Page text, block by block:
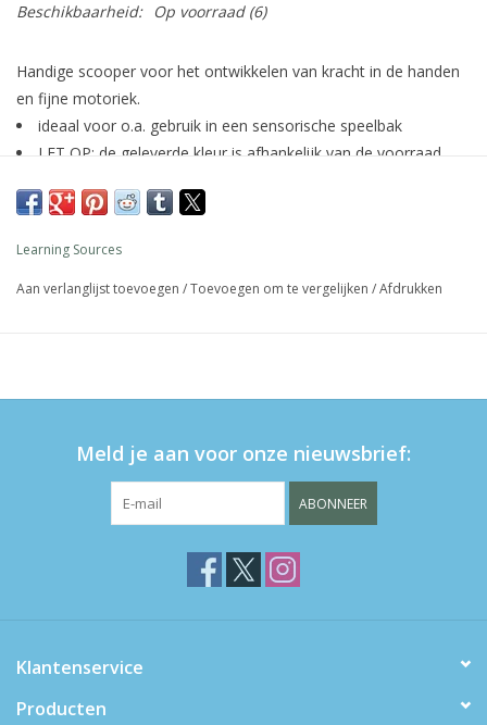
Beschikbaarheid: Op voorraad(6)
Handige scooper voor het ontwikkelen van kracht in de handen
en fijne motoriek.
ideaal voor o.a. gebruik in een sensorische speelbak
LET OP: de geleverde kleur is afhankelijk van de voorraad
Learning Sources
Aan verlanglijst toevoegen /Toevoegen om te vergelijken /Afdrukken
Meld je aan voor onze nieuwsbrief:
ABONNEER
Klantenservice
Producten